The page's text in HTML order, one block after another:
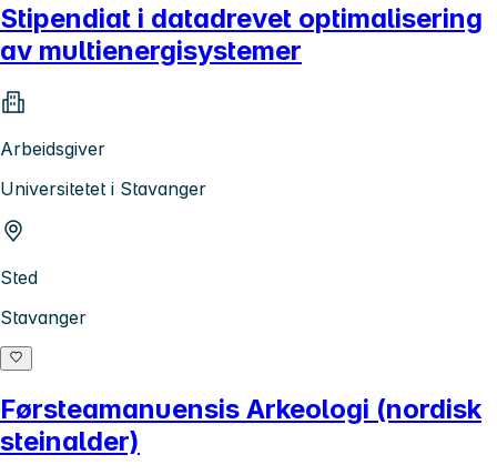
Stipendiat i datadrevet optimalisering
av multienergisystemer
Arbeidsgiver
Universitetet i Stavanger
Sted
Stavanger
Førsteamanuensis Arkeologi (nordisk
steinalder)